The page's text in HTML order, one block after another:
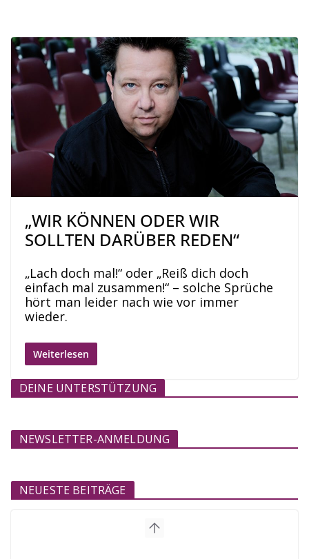
„WIR KÖNNEN ODER WIR
SOLLTEN DARÜBER REDEN“
„Lach doch mal!“ oder „Reiß dich doch
einfach mal zusammen!“ – solche Sprüche
hört man leider nach wie vor immer
wieder.
Weiterlesen
DEINE UNTERSTÜTZUNG
NEWSLETTER-ANMELDUNG
NEUESTE BEITRÄGE